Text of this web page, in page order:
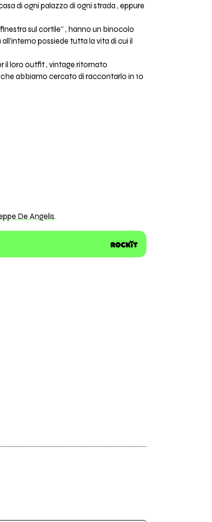
di ogni palazzo di ogni strada , eppure
sul cortile'' , hanno un binocolo
possiede tutta la vita di cui il
il loro outfit , vintage ritornato
abbiamo cercato di raccontarlo in 10
De Angelis.